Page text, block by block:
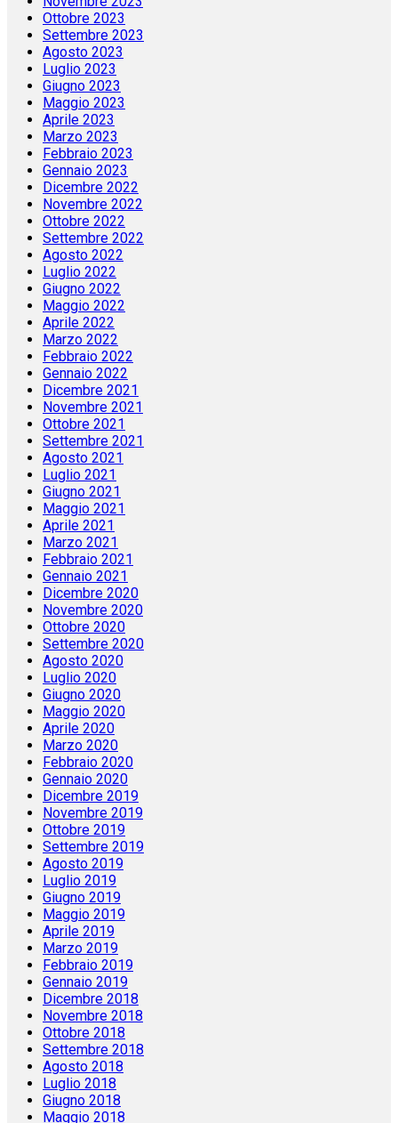
Ottobre 2023
Settembre 2023
Agosto 2023
Luglio 2023
Giugno 2023
Maggio 2023
Aprile 2023
Marzo 2023
Febbraio 2023
Gennaio 2023
Dicembre 2022
Novembre 2022
Ottobre 2022
Settembre 2022
Agosto 2022
Luglio 2022
Giugno 2022
Maggio 2022
Aprile 2022
Marzo 2022
Febbraio 2022
Gennaio 2022
Dicembre 2021
Novembre 2021
Ottobre 2021
Settembre 2021
Agosto 2021
Luglio 2021
Giugno 2021
Maggio 2021
Aprile 2021
Marzo 2021
Febbraio 2021
Gennaio 2021
Dicembre 2020
Novembre 2020
Ottobre 2020
Settembre 2020
Agosto 2020
Luglio 2020
Giugno 2020
Maggio 2020
Aprile 2020
Marzo 2020
Febbraio 2020
Gennaio 2020
Dicembre 2019
Novembre 2019
Ottobre 2019
Settembre 2019
Agosto 2019
Luglio 2019
Giugno 2019
Maggio 2019
Aprile 2019
Marzo 2019
Febbraio 2019
Gennaio 2019
Dicembre 2018
Novembre 2018
Ottobre 2018
Settembre 2018
Agosto 2018
Luglio 2018
Giugno 2018
Maggio 2018